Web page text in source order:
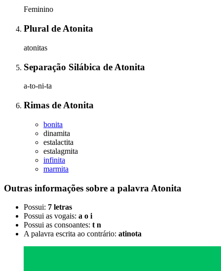
Feminino
Plural de Atonita
atonitas
Separação Silábica de Atonita
a-to-ni-ta
Rimas de Atonita
bonita
dinamita
estalactita
estalagmita
infinita
marmita
Outras informações sobre a palavra Atonita
Possui: 7 letras
Possui as vogais: a o i
Possui as consoantes: t n
A palavra escrita ao contrário: atinota